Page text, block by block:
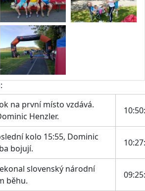
na první místo vzdává.
Henzler.
kolo 15:55, Dominic
bojují.
slovenský národní
běhu.